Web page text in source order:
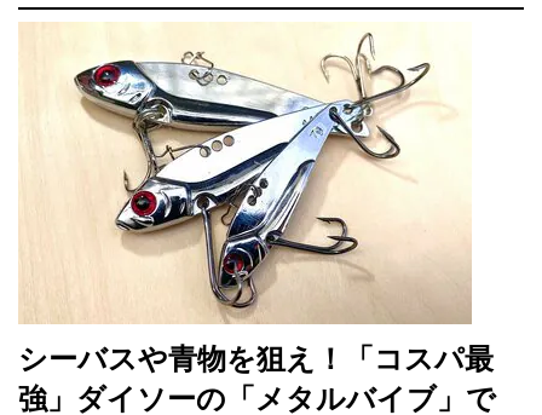
シーバスや青物を狙え！「コスパ最
強」ダイソーの「メタルバイブ」で